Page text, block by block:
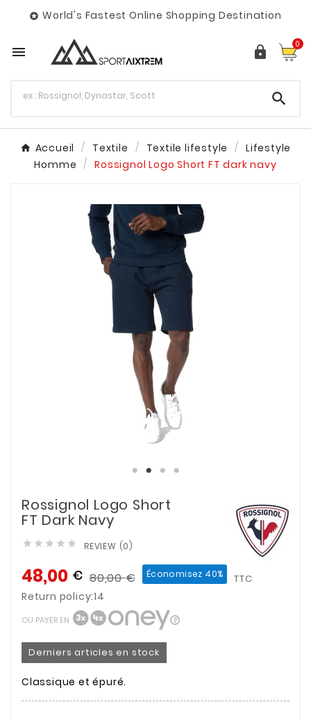
 World's Fastest Online Shopping Destination
  0

Accueil Textile Textile lifestyle
Lifestyle
Homme
Rossignol Logo Short FT dark navy
Rossignol Logo Short
FT Dark Navy
     REVIEW (0)
48,00 € 80,00€ Économisez 40% TTC
Return policy:14
OU PAYER EN
Derniers articles en stock
Classique et épuré.